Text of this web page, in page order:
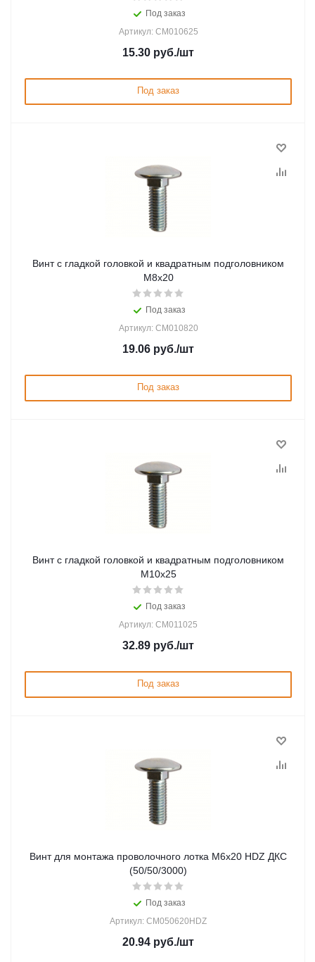
Под заказ
Артикул: CM010625
15.30 руб./шт
Под заказ
Винт с гладкой головкой и квадратным подголовником
М8х20
Под заказ
Артикул: CM010820
19.06 руб./шт
Под заказ
Винт с гладкой головкой и квадратным подголовником
М10х25
Под заказ
Артикул: CM011025
32.89 руб./шт
Под заказ
Винт для монтажа проволочного лотка М6х20 HDZ ДКС
(50/50/3000)
Под заказ
Артикул: CM050620HDZ
20.94 руб./шт